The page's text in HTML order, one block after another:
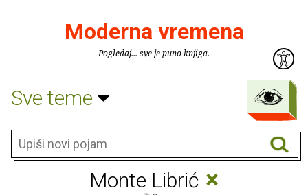
Moderna vremena
Pogledaj... sve je puno knjiga.
Sve teme
Monte Librić ×